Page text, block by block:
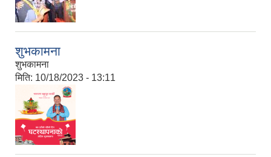
शुभकामना
शुभकामना
मिति: 10/18/2023 - 13:11